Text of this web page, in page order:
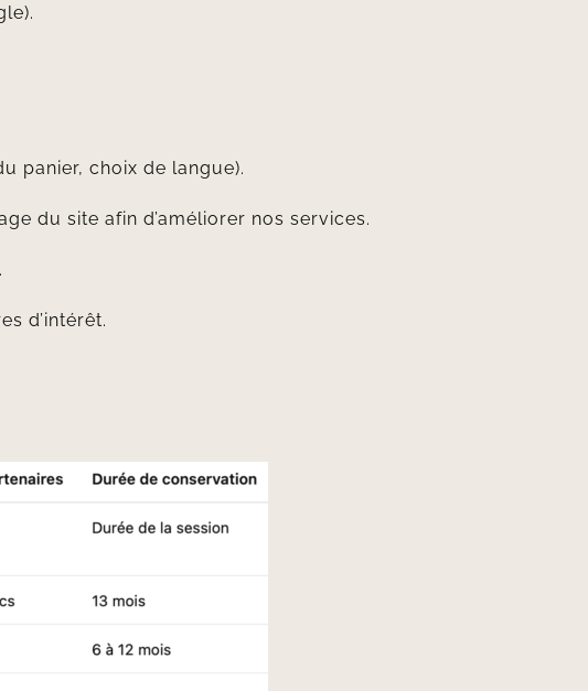
panier, choix de langue).
du site afin d’améliorer nos services.
d’intérêt.